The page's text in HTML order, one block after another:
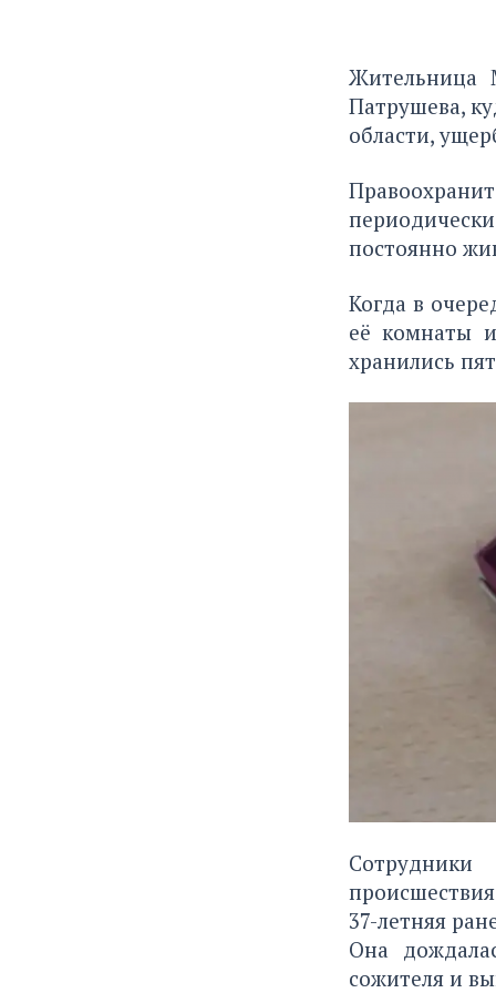
Жительница
Патрушева,
области,
постоянно
Когда в
её комнаты
хранились
Сотрудники
37-летняя
Она
сожителя и